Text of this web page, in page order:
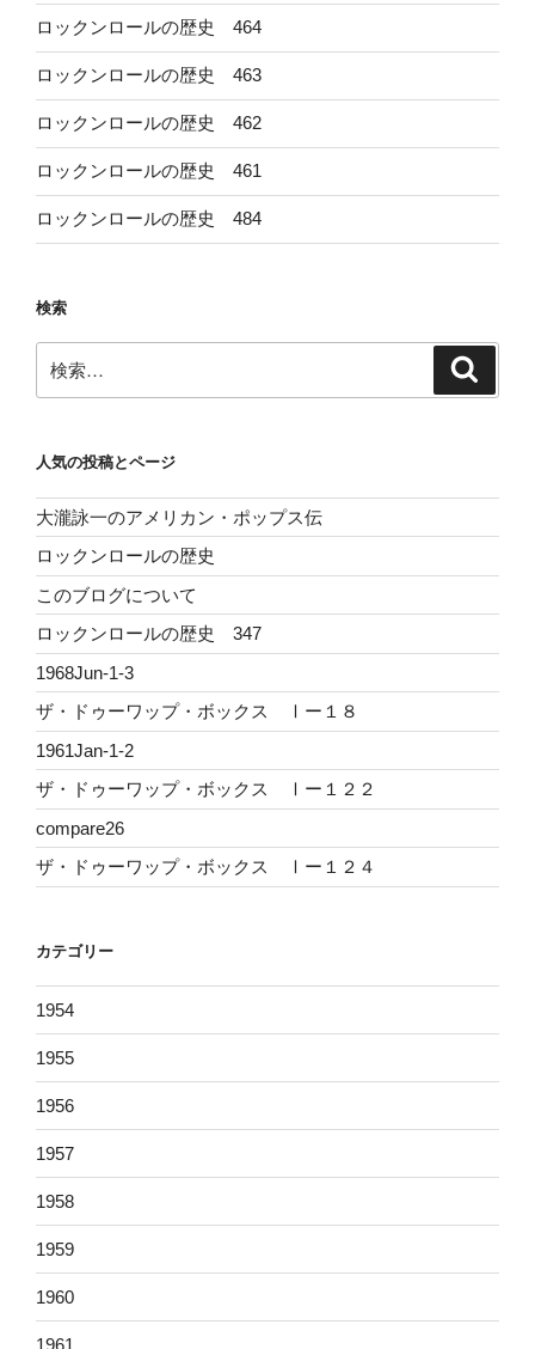
ロックンロールの歴史 464
ロックンロールの歴史 463
ロックンロールの歴史 462
ロックンロールの歴史 461
ロックンロールの歴史 484
検索
索:
人気の投稿とページ
大瀧詠一のアメリカン・ポップス伝
ロックンロールの歴史
このブログについて
ロックンロールの歴史 347
1968Jun-1-3
ザ・ドゥーワップ・ボックス Ⅰー１８
1961Jan-1-2
ザ・ドゥーワップ・ボックス Ⅰー１２２
compare26
ザ・ドゥーワップ・ボックス Ⅰー１２４
カテゴリー
1954
1955
1956
1957
1958
1959
1960
1961